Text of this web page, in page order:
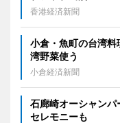
香港経済新聞
小倉・魚町の台湾
湾野菜使う
小倉経済新聞
石廊崎オーシャン
セレモニーも